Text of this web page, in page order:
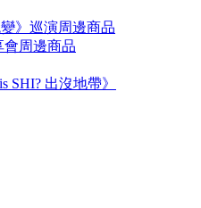
》巡演周邊商品
會周邊商品
SHI? 出沒地帶》